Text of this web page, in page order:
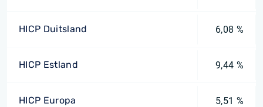
HICP Duitsland 6,08 %
HICP Estland 9,44 %
HICP Europa 5,51 %